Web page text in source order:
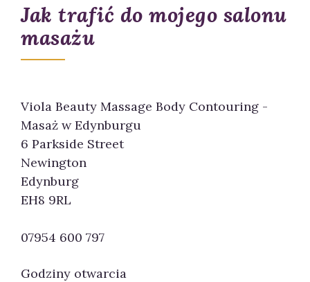
Jak trafić do mojego salonu
masażu
Viola Beauty Massage Body Contouring -
Masaż w Edynburgu
6 Parkside Street
Newington
Edynburg
EH8 9RL
07954 600 797
Godziny otwarcia